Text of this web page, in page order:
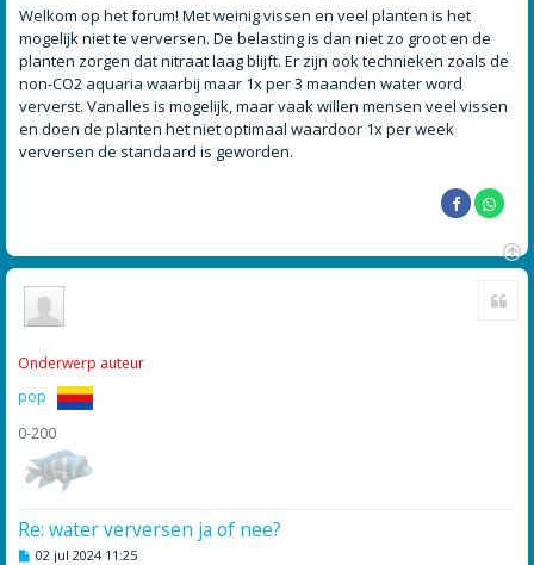
r
c
h
Welkom op het forum! Met weinig vissen en veel planten is het
mogelijk niet te verversen. De belasting is dan niet zo groot en de
planten zorgen dat nitraat laag blijft. Er zijn ook technieken zoals de
non-CO2 aquaria waarbij maar 1x per 3 maanden water word
ververst. Vanalles is mogelijk, maar vaak willen mensen veel vissen
en doen de planten het niet optimaal waardoor 1x per week
verversen de standaard is geworden.
O
Onderwerp auteur
pop
0-200
Re: water verversen ja of nee?
B02 jul 2024 11:25